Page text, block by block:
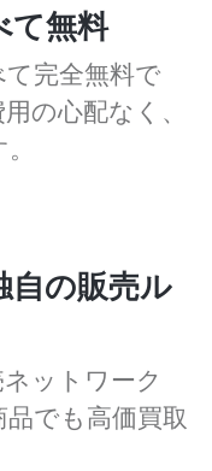
て無料
完全無料で
の心配なく、
自の販売ル
ットワーク
でも高価買取